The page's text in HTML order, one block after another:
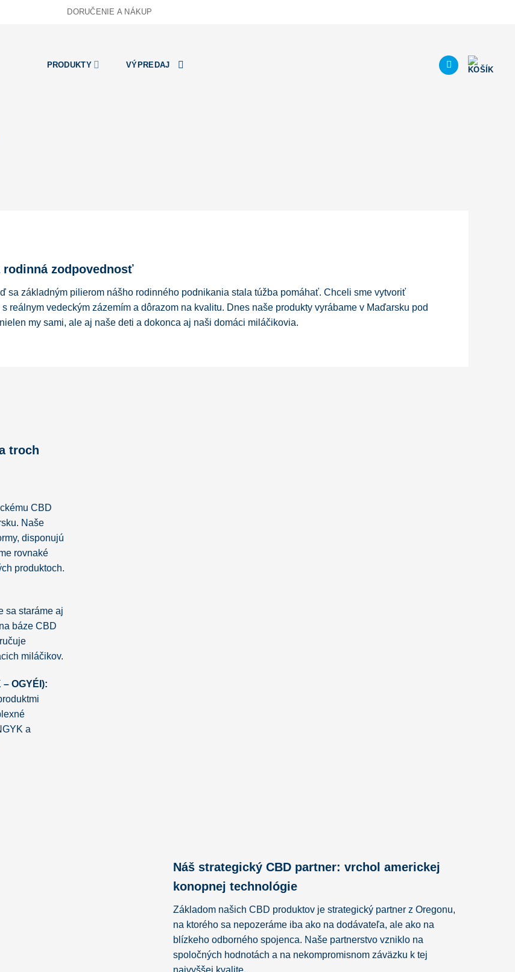
DORUČENIE A NÁKUP
PRODUKTY VÝPREDAJ
zodpovednosť
sa základným pilierom nášho rodinného podnikania stala túžba pomáhať. Chceli sme vytvoriť
reálnym vedeckým zázemím a dôrazom na kvalitu. Dnes naše produkty vyrábame v Maďarsku pod
my sami, ale aj naše deti a dokonca aj naši domáci miláčikovia.
troch
CBD
Naše
disponujú
rovnaké
produktoch.
sa staráme aj
báze CBD
miláčikov.
OGYÉI):
a
Náš strategický CBD partner: vrchol americkej
konopnej technológie
Základom našich CBD produktov je strategický partner z Oregonu,
na ktorého sa nepozeráme iba ako na dodávateľa, ale ako na
blízkeho odborného spojenca. Naše partnerstvo vzniklo na
spoločných hodnotách a na nekompromisnom záväzku k tej
najvyššej kvalite.